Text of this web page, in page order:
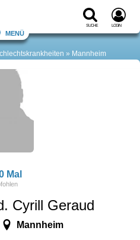
Suche Login
Menü
Mannheim
Mal
Cyrill Geraud
Mannheim